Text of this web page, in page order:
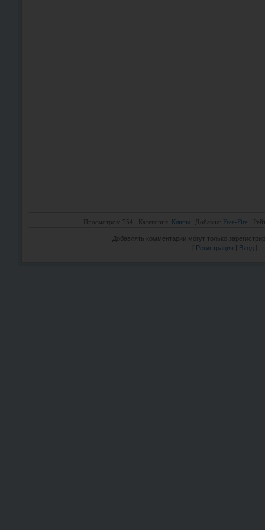
Просмотров: 754 Категория: Клипы Добавил: Free-Fire
Добавлять комментарии могут только
[ Регистрация | Вход ]